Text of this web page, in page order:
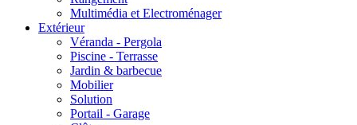
Multimédia et Electroménager
Extérieur
Véranda - Pergola
Piscine - Terrasse
Jardin & barbecue
Mobilier
Solution
Portail - Garage